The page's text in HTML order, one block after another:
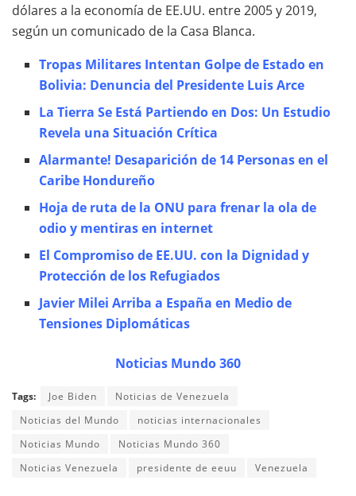
dólares a la economía de EE.UU. entre 2005 y 2019,
según un comunicado de la Casa Blanca.
Tropas Militares Intentan Golpe de Estado en
Bolivia: Denuncia del Presidente Luis Arce
La Tierra Se Está Partiendo en Dos: Un Estudio
Revela una Situación Crítica
Alarmante! Desaparición de 14 Personas en el
Caribe Hondureño
Hoja de ruta de la ONU para frenar la ola de
odio y mentiras en internet
El Compromiso de EE.UU. con la Dignidad y
Protección de los Refugiados
Javier Milei Arriba a España en Medio de
Tensiones Diplomáticas
Noticias Mundo 360
Tags: Joe Biden
Noticias de Venezuela
Noticias del Mundo
noticias internacionales
Noticias Mundo
Noticias Mundo 360
Noticias Venezuela
presidente de eeuu Venezuela